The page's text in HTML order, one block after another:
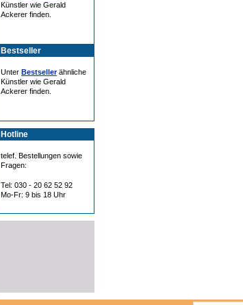
Künstler wie Gerald
Ackerer finden.
Bestseller
Unter Bestsellerähnliche
Künstler wie Gerald
Ackerer finden.
Hotline
telef. Bestellungen sowie
Fragen:
Tel: 030 - 20 62 52 92
Mo-Fr: 9 bis 18 Uhr